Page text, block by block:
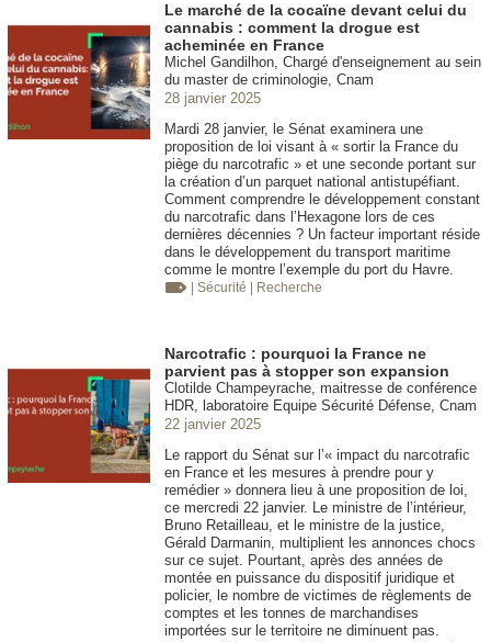
Le marché de la cocaïne devant celui du
cannabis : comment la drogue est
acheminée en France
Michel Gandilhon, Chargé d'enseignement au sein
du master de criminologie, Cnam
28 janvier 2025
Mardi 28 janvier, le Sénat examinera une
proposition de loi visant à « sortir la France du
piège du narcotrafic » et une seconde portant sur
la création d’un parquet national antistupéfiant.
Comment comprendre le développement constant
du narcotrafic dans l’Hexagone lors de ces
dernières décennies ? Un facteur important réside
dans le développement du transport maritime
comme le montre l’exemple du port du Havre.
| Sécurité | Recherche
Narcotrafic : pourquoi la France ne
parvient pas à stopper son expansion
Clotilde Champeyrache, maitresse de conférence
HDR, laboratoire Equipe Sécurité Défense, Cnam
22 janvier 2025
Le rapport du Sénat sur l’« impact du narcotrafic
en France et les mesures à prendre pour y
remédier » donnera lieu à une proposition de loi,
ce mercredi 22 janvier. Le ministre de l’intérieur,
Bruno Retailleau, et le ministre de la justice,
Gérald Darmanin, multiplient les annonces chocs
sur ce sujet. Pourtant, après des années de
montée en puissance du dispositif juridique et
policier, le nombre de victimes de règlements de
comptes et les tonnes de marchandises
importées sur le territoire ne diminuent pas.